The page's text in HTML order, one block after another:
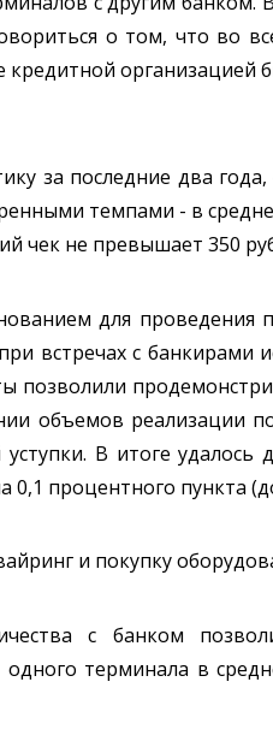
о том, что во
кредитной
за последние два
темпами - в
чек не превышает 350
для проведения
встречах с
позволили
объемов реализации
В итоге
0,1 процентного пункта
и покупку
с банком
терминала в